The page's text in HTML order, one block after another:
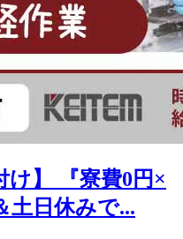
け】 『寮費0円×
日休みで...